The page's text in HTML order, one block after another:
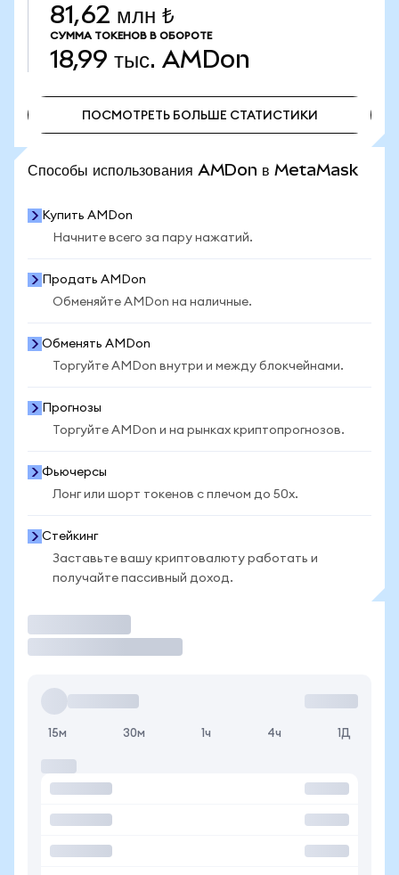
81,62 млн ₺
СУММА ТОКЕНОВ В ОБОРОТЕ
18,99 тыс. AMDon
ПОСМОТРЕТЬ БОЛЬШЕ СТАТИСТИКИ
Способы использования AMDon в MetaMask
Купить AMDon
Начните всего за пару нажатий.
Продать AMDon
Обменяйте AMDon на наличные.
Обменять AMDon
Торгуйте AMDon внутри и между блокчейнами.
Прогнозы
Торгуйте AMDon и на рынках криптопрогнозов.
Фьючерсы
Лонг или шорт токенов с плечом до 50x.
Стейкинг
Заставьте вашу криптовалюту работать и
получайте пассивный доход.
15м 30м 1ч 4ч 1Д